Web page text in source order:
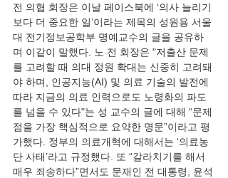
전 의협 회장은 이날 페이스북에 ‘의사 늘리기
보다 더 중요한 일’이라는 제목의 성원용 서울
대 전기정보공학부 명예교수의 글을 공유하
며 이같이 말했다. 노 전 회장은 "저출산 문제
를 고려할 때 의대 정원 확대는 신중히 고려돼
야 하며, 인공지능(AI) 및 의료 기술의 발전에
따라 지금의 의료 인력으로도 노령화의 파도
를 넘을 수 있다"는 성 교수의 글에 대해 “문제
점을 가장 핵심적으로 요약한 명문”이라고 평
가했다. 정부의 의료개혁에 대해서는 ‘의료농
단 사태’라고 규정했다. 또 “갈라치기를 해서
매우 죄송하다”면서도 문재인 전 대통령, 윤석